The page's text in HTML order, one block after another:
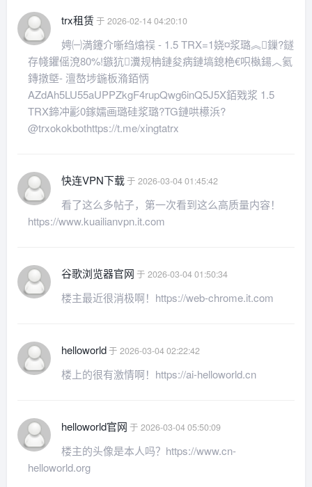
trx租赁于 2026-02-14 04:20:10
娉㈠満鑳介噺绉熻祦 - 1.5 TRX=1娆¤浆璐︽鏁?鐩
存帴鑺傜渷80%!鏃犺瀵规柟鏈夋病鏈塙鎴栬€呮槸鍚︿氦
鏄撴墍- 澶嶅埗鍦板潃銆怲
AZdAh5LU55aUPPZkgF4rupQwg6inQ5J5X銆戣浆 1.5
TRX鍗冲彲0鎵嬬画璐硅浆璐?TG鏈哄櫒浜?
@trxokokbothttps://t.me/xingtatrx
快连VPN下载于 2026-03-04 01:45:42
看了这么多帖子，第一次看到这么高质量内容！
https://www.kuailianvpn.it.com
谷歌浏览器官网 于 2026-03-04 01:50:34
楼主最近很消极啊！https://web-chrome.it.com
helloworld于 2026-03-04 02:22:42
楼上的很有激情啊！https://ai-helloworld.cn
helloworld官网 于 2026-03-04 05:50:09
楼主的头像是本人吗？https://www.cn-
helloworld.org